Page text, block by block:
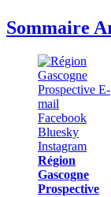
Sommaire
Région
Gascogne
Prospective